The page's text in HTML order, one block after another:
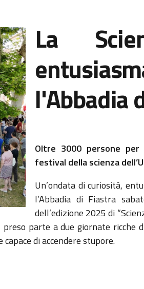
La
l'Abbadia
Oltre 3000 persone
festival della scienza
Un’ondata di curiosità,
l’Abbadia di Fiastra
dell’edizione 2025 di
parte a due giornate ricche
di accendere stupore.